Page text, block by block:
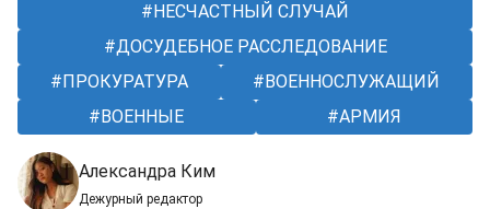
НЕСЧАСТНЫЙ СЛУЧАЙ
ДОСУДЕБНОЕ РАССЛЕДОВАНИЕ
ПРОКУРАТУРА
ВОЕННОСЛУЖАЩИЙ
ВОЕННЫЕ
АРМИЯ
Александра Ким
Дежурный редактор